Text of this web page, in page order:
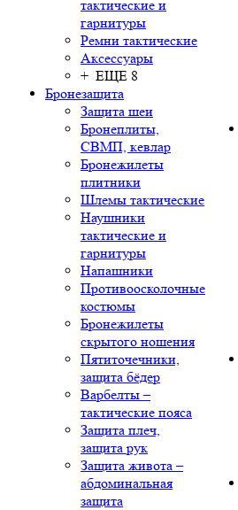
тактические и
гарнитуры
Ремни тактические
Аксессуары
+ ЕЩЕ 8
Бронезащита
Защита шеи
Бронеплиты,
СВМП, кевлар
Бронежилеты
плитники
Шлемы тактические
Наушники
тактические и
гарнитуры
Напашники
Противоосколочные
костюмы
Бронежилеты
скрытого ношения
Пятиточечники,
защита бёдер
Варбелты –
тактические пояса
Защита плеч,
защита рук
Защита живота –
абдоминальная
защита